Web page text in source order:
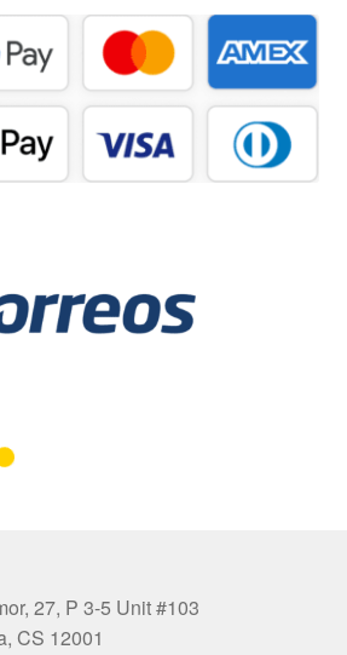
27, P 3-5 Unit #103
CS 12001